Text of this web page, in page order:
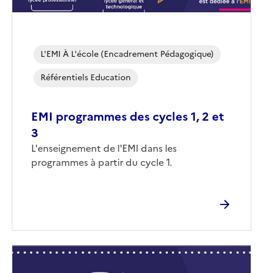
EMI programmes des cycles 1, 2 et
3
Corps
L'enseignement de l'EMI dans les
programmes à partir du cycle 1.
L'EMI À L'école (encadrement Pédagogique)
Référentiels Education
Image